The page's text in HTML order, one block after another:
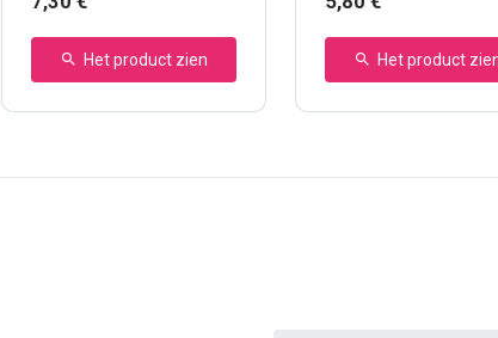
Het product zien Het product